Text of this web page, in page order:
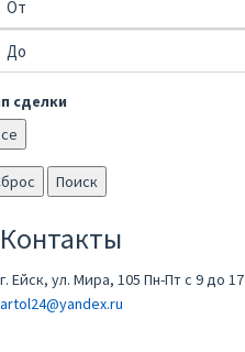
сделки
Поиск
Контакты
г. Ейск, ул. Мира, 105 Пн-Пт с 9 до 17
artol24@yandex.ru